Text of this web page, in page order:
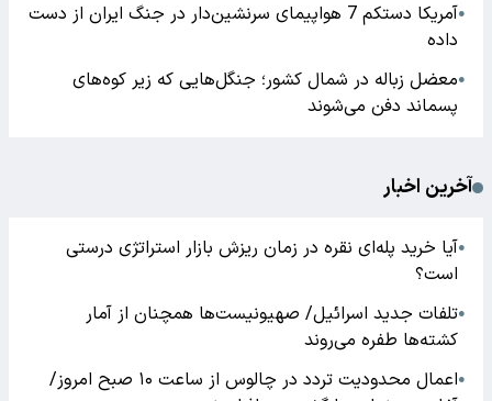
●
آمریکا دستکم 7 هواپیمای سرنشین‌دار در جنگ ایران از دست
داده
●معضل زباله در شمال کشور؛ جنگل‌هایی که زیر کوه‌های
پسماند دفن می‌شوند
آخرین اخبار
●آیا خرید پله‌ای نقره در زمان ریزش بازار استراتژی درستی
است؟
●تلفات جدید اسرائیل/ صهیونیست‌ها همچنان از آمار
کشته‌ها طفره می‌روند
●
اعمال محدودیت تردد در چالوس از ساعت ۱۰ صبح امروز/